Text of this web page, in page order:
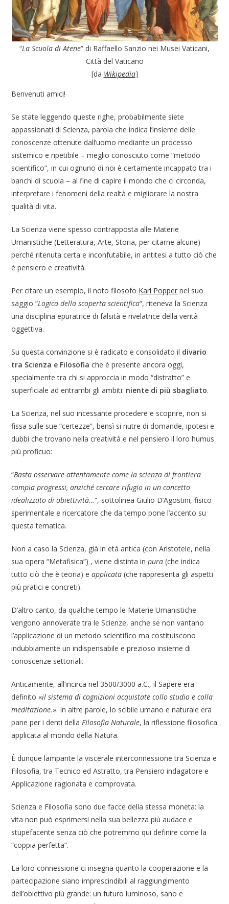
“La Scuola di Atene” di Raffaello Sanzio nei Musei Vaticani,
Città del Vaticano
[da Wikipedia]
Benvenuti amici!
Se state leggendo queste righe, probabilmente siete
appassionati di Scienza, parola che indica l’insieme delle
conoscenze ottenute dall’uomo mediante un processo
sistemico e ripetibile – meglio conosciuto come “metodo
scientifico”, in cui ognuno di noi è certamente incappato tra i
banchi di scuola – al fine di capire il mondo che ci circonda,
interpretare i fenomeni della realtà e migliorare la nostra
qualità di vita.
La Scienza viene spesso contrapposta alle Materie
Umanistiche (Letteratura, Arte, Storia, per citarne alcune)
perché ritenuta certa e inconfutabile, in antitesi a tutto ciò che
è pensiero e creatività.
Per citare un esempio, il noto filosofo Karl Popper nel suo
saggio “Logica della scoperta scientifica“, riteneva la Scienza
una disciplina epuratrice di falsità e rivelatrice della verità
oggettiva.
Su questa convinzione si è radicato e consolidato il divario
tra Scienza e Filosofia che è presente ancora oggi,
specialmente tra chi si approccia in modo “distratto” e
superficiale ad entrambi gli ambiti: niente di più sbagliato.
La Scienza, nel suo incessante procedere e scoprire, non si
fissa sulle sue “certezze”, bensì si nutre di domande, ipotesi e
dubbi che trovano nella creatività e nel pensiero il loro humus
più proficuo:
“Basta osservare attentamente come la scienza di frontiera
compia progressi, anziché cercare rifugio in un concetto
idealizzato di obiettività…“, sottolinea Giulio D’Agostini, fisico
sperimentale e ricercatore che da tempo pone l’accento su
questa tematica.
Non a caso la Scienza, già in età antica (con Aristotele, nella
sua opera “Metafisica”) , viene distinta inpura (che indica
tutto ciò che è teoria) eapplicata (che rappresenta gli aspetti
più pratici e concreti).
D’altro canto, da qualche tempo le Materie Umanistiche
vengono annoverate tra le Scienze, anche se non vantano
l’applicazione di un metodo scientifico ma costituiscono
indubbiamente un indispensabile e prezioso insieme di
conoscenze settoriali.
Anticamente, all’incirca nel 3500/3000 a.C., il Sapere era
definito «il sistema di cognizioni acquistate collo studio e colla
meditazione.». In altre parole, lo scibile umano e naturale era
pane per i denti della Filosofia Naturale, la riflessione filosofica
applicata al mondo della Natura.
È dunque lampante la viscerale interconnessione tra Scienza e
Filosofia, tra Tecnico ed Astratto, tra Pensiero indagatore e
Applicazione ragionata e comprovata.
Scienza e Filosofia sono due facce della stessa moneta: la
vita non può esprimersi nella sua bellezza più audace e
stupefacente senza ciò che potremmo qui definire come la
“coppia perfetta”.
La loro connessione ci insegna quanto la cooperazione e la
partecipazione siano imprescindibili al raggiungimento
dell’obiettivo più grande: un futuro luminoso, sano e